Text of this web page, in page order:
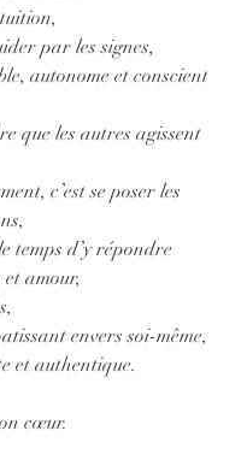
par les signes,
autonome et conscient
que les autres agissent
c’est se poser les
temps d’y répondre
amour,
envers soi-même,
et authentique.
cœur.